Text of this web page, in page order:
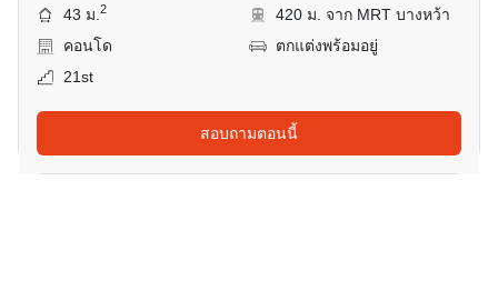
43 ม.2
420 ม. จาก MRT บางหว้า
คอนโด
ตกแต่งพร้อมอยู่
21st
สอบถามตอนนี้